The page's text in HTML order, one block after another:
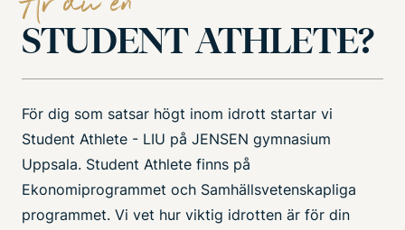
STUDENT ATHLETE?
För dig som satsar högt inom idrott startar vi
Student Athlete - LIU på JENSEN gymnasium
Uppsala. Student Athlete finns på
Ekonomiprogrammet och Samhällsvetenskapliga
programmet. Vi vet hur viktig idrotten är för din